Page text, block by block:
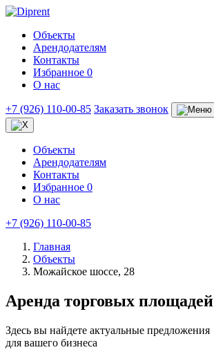
Объекты
Арендодателям
Контакты
Избранное 0
О нас
+7 (926) 110-00-85 Заказать звонок
Объекты
Арендодателям
Контакты
Избранное 0
О нас
+7 (926) 110-00-85
Главная
Объекты
Можайское шоссе, 28
Аренда торговых площадей
Здесь вы найдете актуальные предложения
для вашего бизнеса